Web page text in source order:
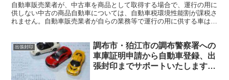
自動車販売業者が、中古車を商品として取得する場合で、運行の用に
供しない中古の商品自動車については、自動車税環境性能割が課税さ
れません。自動車販売業者が自らの業務等で運行の用に供する車は、
出張封印
調布市・狛江市の調布警察署への
車庫証明申請から自動車登録、出
張封印までサポートいたします。